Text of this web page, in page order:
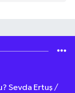
Sevda Ertuş /